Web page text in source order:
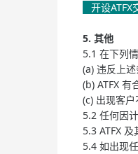
开设ATFX
5. 其他
5.1 在下列
(a) 违反上
(b) ATFX 有
(c) 出现客
5.2 任何因
5.3 ATFX
5.4 如出现